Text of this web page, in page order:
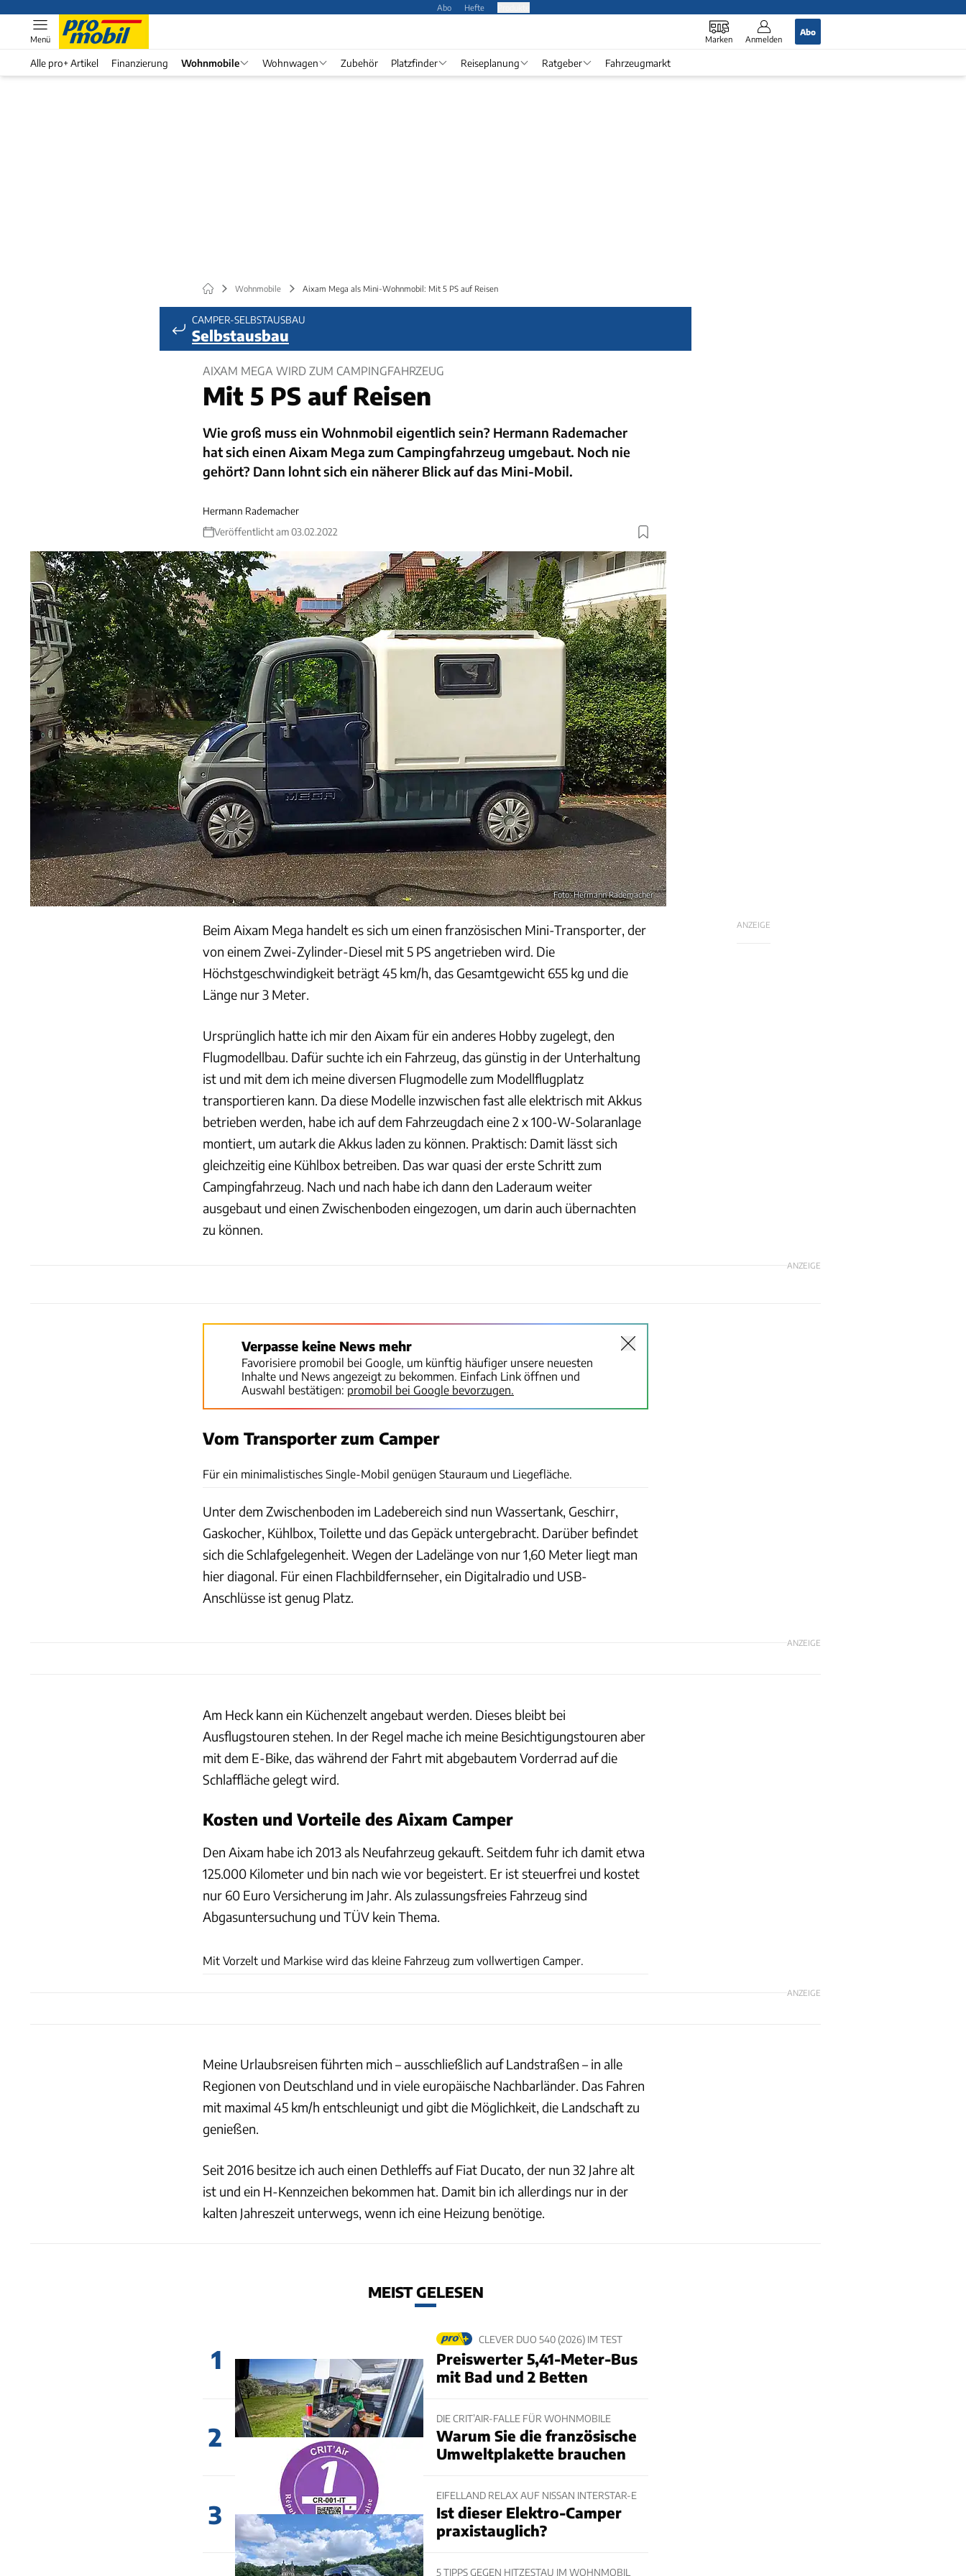
Abo Hefte
Marken Anmelden
Abo
Menü
Alle pro+ Artikel Finanzierung Wohnmobile Wohnwagen Zubehör Platzfinder Reiseplanung Ratgeber Fahrzeugmarkt
Wohnmobile Aixam Mega als Mini-Wohnmobil: Mit 5 PS auf Reisen
CAMPER-SELBSTAUSBAU
Selbstausbau
AIXAM MEGA WIRD ZUM CAMPINGFAHRZEUG
Mit 5 PS auf Reisen
Wie groß muss ein Wohnmobil eigentlich sein? Hermann Rademacher
hat sich einen Aixam Mega zum Campingfahrzeug umgebaut. Noch nie
gehört? Dann lohnt sich ein näherer Blick auf das Mini-Mobil.
Hermann Rademacher
Veröffentlicht am 03.02.2022
Foto: Hermann Rademacher
ANZEIGE
Beim Aixam Mega handelt es sich um einen französischen Mini-Transporter, der
von einem Zwei-Zylinder-Diesel mit 5 PS angetrieben wird. Die
Höchstgeschwindigkeit beträgt 45 km/h, das Gesamtgewicht 655 kg und die
Länge nur 3 Meter.
Ursprünglich hatte ich mir den Aixam für ein anderes Hobby zugelegt, den
Flugmodellbau. Dafür suchte ich ein Fahrzeug, das günstig in der Unterhaltung
ist und mit dem ich meine diversen Flugmodelle zum Modellflugplatz
transportieren kann. Da diese Modelle inzwischen fast alle elektrisch mit Akkus
betrieben werden, habe ich auf dem Fahrzeugdach eine 2 x 100-W-Solaranlage
montiert, um autark die Akkus laden zu können. Praktisch: Damit lässt sich
gleichzeitig eine Kühlbox betreiben. Das war quasi der erste Schritt zum
Campingfahrzeug. Nach und nach habe ich dann den Laderaum weiter
ausgebaut und einen Zwischenboden eingezogen, um darin auch übernachten
zu können.
ANZEIGE
Verpasse keine News mehr
Favorisiere promobil bei Google, um künftig häufiger unsere neuesten
Inhalte und News angezeigt zu bekommen. Einfach Link öffnen und
Auswahl bestätigen: promobil bei Google bevorzugen.
Vom Transporter zum Camper
Für ein minimalistisches Single-Mobil genügen Stauraum und Liegefläche.
Unter dem Zwischenboden im Ladebereich sind nun Wassertank, Geschirr,
Gaskocher, Kühlbox, Toilette und das Gepäck untergebracht. Darüber befindet
sich die Schlafgelegenheit. Wegen der Ladelänge von nur 1,60 Meter liegt man
hier diagonal. Für einen Flachbildfernseher, ein Digitalradio und USB-
Anschlüsse ist genug Platz.
ANZEIGE
Am Heck kann ein Küchenzelt angebaut werden. Dieses bleibt bei
Ausflugstouren stehen. In der Regel mache ich meine Besichtigungstouren aber
mit dem E-Bike, das während der Fahrt mit abgebautem Vorderrad auf die
Schlaffläche gelegt wird.
Kosten und Vorteile des Aixam Camper
Den Aixam habe ich 2013 als Neufahrzeug gekauft. Seitdem fuhr ich damit etwa
125.000 Kilometer und bin nach wie vor begeistert. Er ist steuerfrei und kostet
nur 60 Euro Versicherung im Jahr. Als zulassungsfreies Fahrzeug sind
Abgasuntersuchung und TÜV kein Thema.
Mit Vorzelt und Markise wird das kleine Fahrzeug zum vollwertigen Camper.
ANZEIGE
Meine Urlaubsreisen führten mich – ausschließlich auf Landstraßen – in alle
Regionen von Deutschland und in viele europäische Nachbarländer. Das Fahren
mit maximal 45 km/h entschleunigt und gibt die Möglichkeit, die Landschaft zu
genießen.
Seit 2016 besitze ich auch einen Dethleffs auf Fiat Ducato, der nun 32 Jahre alt
ist und ein H-Kennzeichen bekommen hat. Damit bin ich allerdings nur in der
kalten Jahreszeit unterwegs, wenn ich eine Heizung benötige.
MEIST GELESEN
1
CLEVER DUO 540 (2026) IM TEST
Preiswerter 5,41-Meter-Bus
mit Bad und 2 Betten
2
DIE CRIT’AIR-FALLE FÜR WOHNMOBILE
Warum Sie die französische
Umweltplakette brauchen
3
EIFELLAND RELAX AUF NISSAN INTERSTAR-E
Ist dieser Elektro-Camper
praxistauglich?
5 TIPPS GEGEN HITZESTAU IM WOHNMOBIL